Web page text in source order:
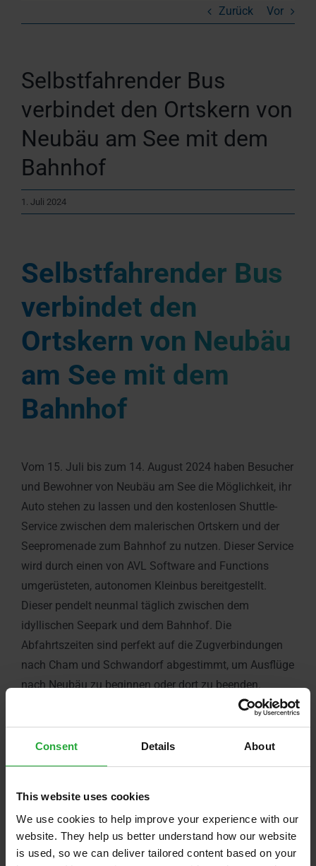
Consent Details About
This website uses cookies
We use cookies to help improve your experience with our
website. They help us better understand how our website
is used, so we can deliver tailored content based on your
Zurück Vor
Selbstfahrender Bus
verbindet den Ortskern von
Neubäu am See mit dem
Bahnhof
1. Juli 2024
Selbstfahrender Bus
verbindet den
Ortskern von Neubäu
am See mit dem
Bahnhof
Vom 15. Juli bis zum 14. August 2024 haben Besucher
und Bewohner von Neubäu am See die Möglichkeit, ihr
Auto stehen zu lassen und den kostenlosen Shuttle-
Service zwischen dem malerischen Ortskern und der
Seepromenade zum Bahnhof zu nutzen. Dieser Service
wird durch einen von AVL Software and Functions
umgerüsteten, autonomen Kleinbus bereitgestellt.
Dieser pendelt neunmal täglich zwischen dem
idyllischen Seepark und dem Bahnhof. Die
Abfahrtszeiten sind perfekt auf die Zugverbindungen
nach Cham und Schwandorf abgestimmt, um Ausflüge
nach Neubäu zu beginnen oder dort zu beenden.
Klicken Sie hier, wenn Sie mehr über den
Strecken- und
Fahrplanerfahren möchten.